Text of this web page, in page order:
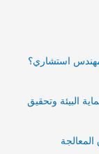
استشاري؟
البيئة وتحقيق
المعالجة